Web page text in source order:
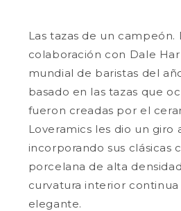
Las tazas de un campeón.
colaboración con Dale
mundial de baristas del
basado en las tazas que
fueron creadas por el
Loveramics les dio un giro
incorporando sus clásicas
porcelana de alta
curvatura interior
elegante.